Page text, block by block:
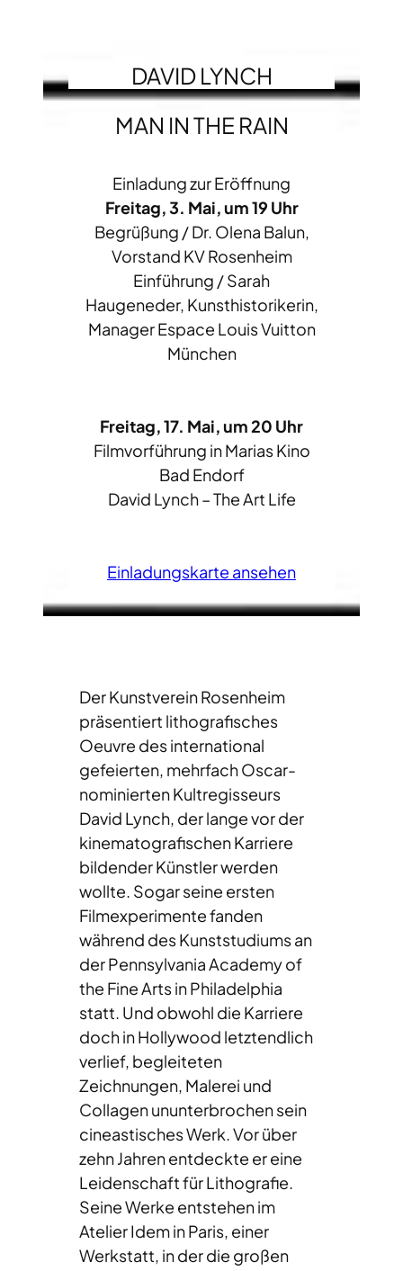
DAVID LYNCH
MAN IN THE RAIN
Einladung zur Eröffnung
Freitag, 3. Mai, um 19 Uhr
Begrüßung / Dr. Olena Balun,
Vorstand KV Rosenheim
Einführung / Sarah
Haugeneder, Kunsthistorikerin,
Manager Espace Louis Vuitton
München
Freitag, 17. Mai, um 20 Uhr
Filmvorführung in Marias Kino
Bad Endorf
David Lynch – The Art Life
Einladungskarte ansehen
Der Kunstverein Rosenheim
präsentiert lithografisches
Oeuvre des international
gefeierten, mehrfach Oscar-
nominierten Kultregisseurs
David Lynch, der lange vor der
kinematografischen Karriere
bildender Künstler werden
wollte. Sogar seine ersten
Filmexperimente fanden
während des Kunststudiums an
der Pennsylvania Academy of
the Fine Arts in Philadelphia
statt. Und obwohl die Karriere
doch in Hollywood letztendlich
verlief, begleiteten
Zeichnungen, Malerei und
Collagen ununterbrochen sein
cineastisches Werk. Vor über
zehn Jahren entdeckte er eine
Leidenschaft für Lithografie.
Seine Werke entstehen im
Atelier Idem in Paris, einer
Werkstatt, in der die großen